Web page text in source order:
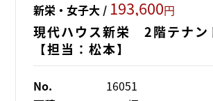
新栄・女子大 / 193,600円
現代ハウス新栄 2階テナ
【担当：松本】
No.
16051